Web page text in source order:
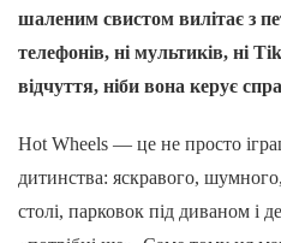
шаленим свистом вилітає з
телефонів, ні мультиків, ні
відчуття, ніби вона керує
Hot Wheels — це не просто
дитинства: яскравого,
столі, парковок під диваном і